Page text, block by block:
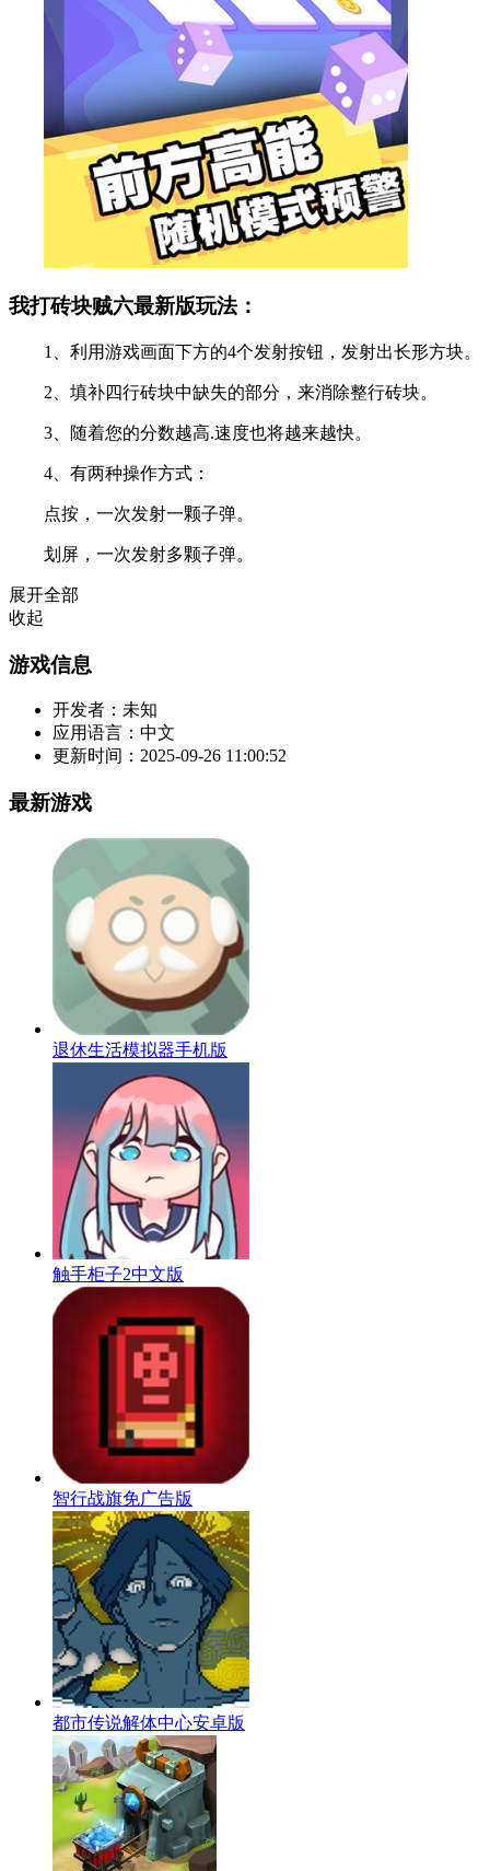
我打砖块贼六最新版玩法：
1、利用游戏画面下方的4个发射按钮，发射出长形方块。
2、填补四行砖块中缺失的部分，来消除整行砖块。
3、随着您的分数越高.速度也将越来越快。
4、有两种操作方式：
点按，一次发射一颗子弹。
划屏，一次发射多颗子弹。
展开全部
收起
游戏信息
开发者： 未知
应用语言： 中文
更新时间： 2025-09-26 11:00:52
最新游戏
退休生活模拟器手机版
触手柜子2中文版
智行战旗免广告版
都市传说解体中心安卓版